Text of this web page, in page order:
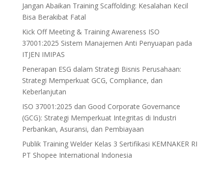
Jangan Abaikan Training Scaffolding: Kesalahan Kecil
Bisa Berakibat Fatal
Kick Off Meeting & Training Awareness ISO
37001:2025 Sistem Manajemen Anti Penyuapan pada
ITJEN IMIPAS
Penerapan ESG dalam Strategi Bisnis Perusahaan:
Strategi Memperkuat GCG, Compliance, dan
Keberlanjutan
ISO 37001:2025 dan Good Corporate Governance
(GCG): Strategi Memperkuat Integritas di Industri
Perbankan, Asuransi, dan Pembiayaan
Publik Training Welder Kelas 3 Sertifikasi KEMNAKER RI
PT Shopee International Indonesia